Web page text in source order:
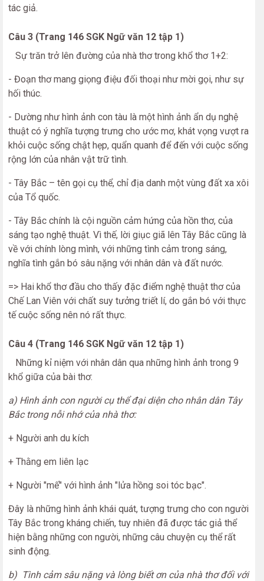
tác giả.
Câu 3 (Trang 146 SGK Ngữ văn 12 tập 1)
Sự trăn trở lên đường của nhà thơ trong khổ thơ 1+2:
- Đoạn thơ mang giọng điệu đối thoại như mời gọi, như sự
hối thúc.
- Dường như hình ảnh con tàu là một hình ảnh ẩn dụ nghệ
thuật có ý nghĩa tượng trưng cho ước mơ, khát vọng vượt ra
khỏi cuộc sống chật hẹp, quẩn quanh để đến với cuộc sống
rộng lớn của nhân vật trữ tình.
- Tây Bắc – tên gọi cụ thể, chỉ địa danh một vùng đất xa xôi
của Tổ quốc.
- Tây Bắc chính là cội nguồn cảm hứng của hồn thơ, của
sáng tạo nghệ thuật. Vì thế, lời giục giã lên Tây Bắc cũng là
về với chính lòng mình, với những tình cảm trong sáng,
nghĩa tình gắn bó sâu nặng với nhân dân và đất nước.
=> Hai khổ thơ đầu cho thấy đặc điểm nghệ thuật thơ của
Chế Lan Viên với chất suy tưởng triết lí, do gắn bó với thực
tế cuộc sống nên nó rất thực.
Câu 4 (Trang 146 SGK Ngữ văn 12 tập 1)
Những kỉ niệm với nhân dân qua những hình ảnh trong 9
khổ giữa của bài thơ:
a) Hình ảnh con người cụ thể đại diện cho nhân dân Tây
Bắc trong nỗi nhớ của nhà thơ:
+ Người anh du kích
+ Thằng em liên lạc
+ Người "mế" với hình ảnh "lửa hồng soi tóc bạc".
Đây là những hình ảnh khái quát, tượng trưng cho con người
Tây Bắc trong kháng chiến, tuy nhiên đã được tác giả thể
hiện bằng những con người, những câu chuyện cụ thể rất
sinh động.
b) Tình cảm sâu nặng và lòng biết ơn của nhà thơ đối với